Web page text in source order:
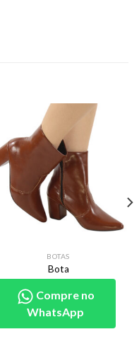
BOTAS
Bota
Compre no
WhatsApp